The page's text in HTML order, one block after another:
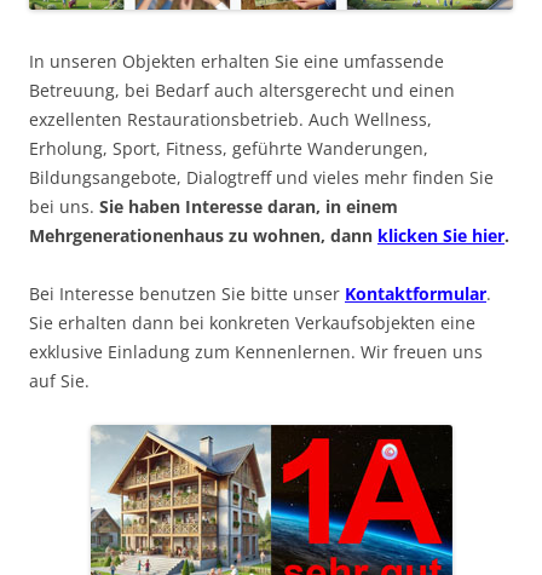
In unseren Objekten erhalten Sie eine umfassende
Betreuung, bei Bedarf auch altersgerecht und einen
exzellenten Restaurationsbetrieb. Auch Wellness,
Erholung, Sport, Fitness, geführte Wanderungen,
Bildungsangebote, Dialogtreff und vieles mehr finden Sie
bei uns. Sie haben Interesse daran, in einem
Mehrgenerationenhaus zu wohnen, dann klicken Sie hier.
Bei Interesse benutzen Sie bitte unser Kontaktformular.
Sie erhalten dann bei konkreten Verkaufsobjekten eine
exklusive Einladung zum Kennenlernen. Wir freuen uns
auf Sie.